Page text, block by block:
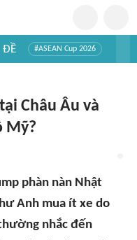
ĐỀ #ASEAN Cup 2026
Châu Âu và
Mỹ?
phàn nàn Nhật
Anh mua ít xe do
nhắc đến